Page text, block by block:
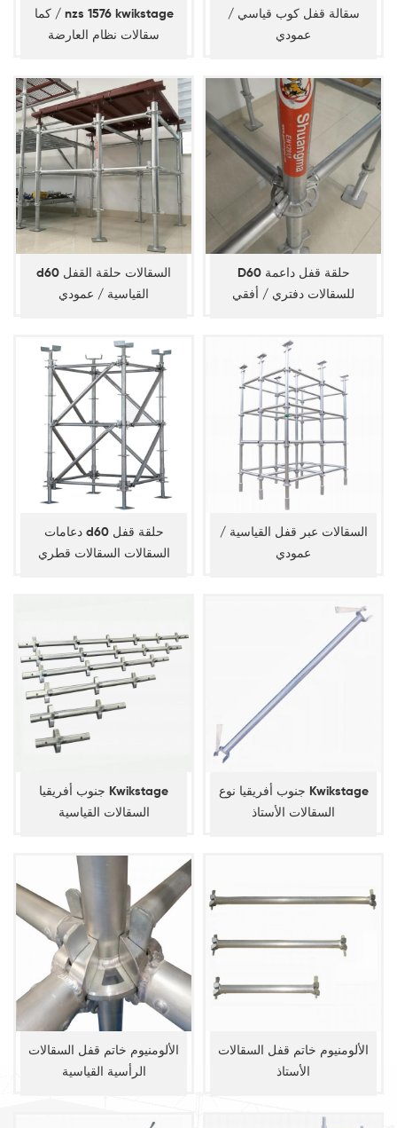
كما / nzs 1576 kwikstage
سقالات نظام العارضة
سقالة قفل كوب قياسي /
عمودي
d60 السقالات حلقة القفل
القياسية / عمودي
D60 حلقة قفل داعمة
للسقالات دفتري / أفقي
دعامات d60 حلقة قفل
السقالات السقالات قطري
السقالات عبر قفل القياسية /
عمودي
جنوب أفريقيا Kwikstage
السقالات القياسية
جنوب أفريقيا نوع Kwikstage
السقالات الأستاذ
الألومنيوم خاتم قفل السقالات
الرأسية القياسية
الألومنيوم خاتم قفل السقالات
الأستاذ